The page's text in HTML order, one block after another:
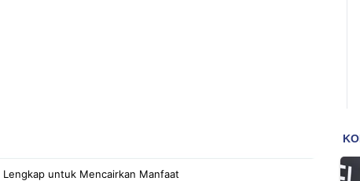
Lengkap untuk Mencairkan Manfaat